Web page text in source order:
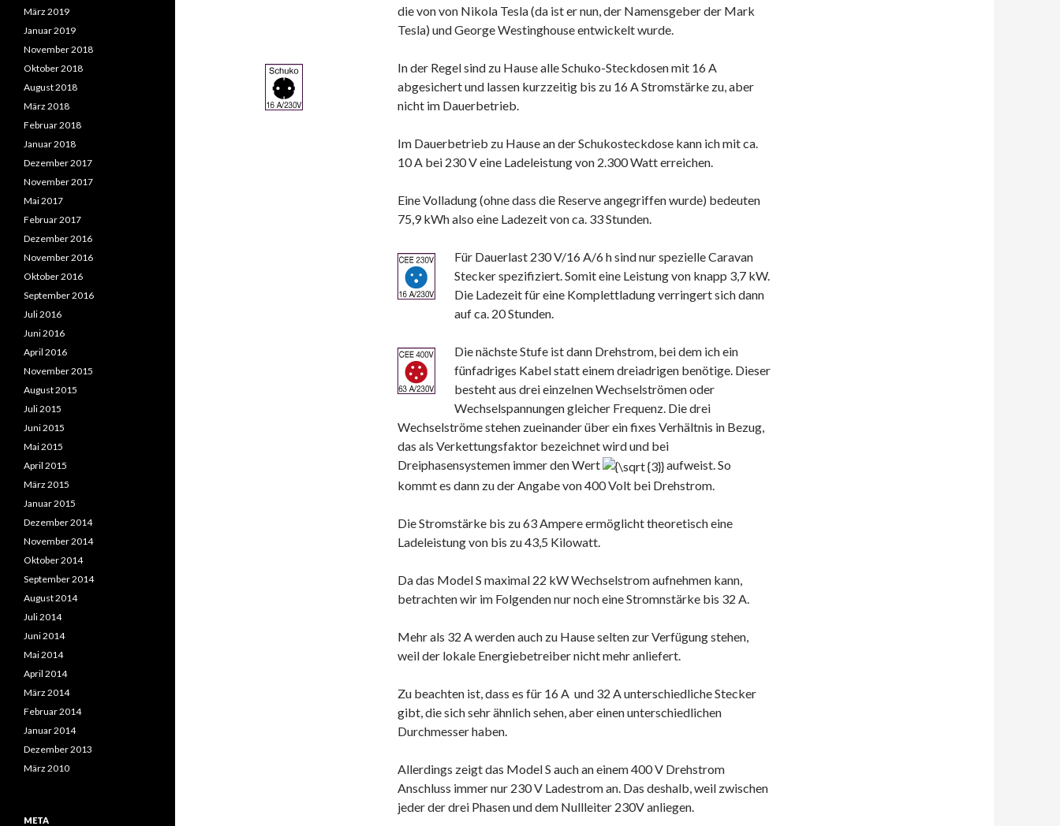
die von von Nikola Tesla (da ist er nun, der Namensgeber der Mark
Tesla) und George Westinghouse entwickelt wurde.
In der Regel sind zu Hause alle Schuko-Steckdosen mit 16 A
abgesichert und lassen kurzzeitig bis zu 16 A Stromstärke zu, aber
nicht im Dauerbetrieb.
Im Dauerbetrieb zu Hause an der Schukosteckdose kann ich mit ca.
10 A bei 230 V eine Ladeleistung von 2.300 Watt erreichen.
Eine Volladung (ohne dass die Reserve angegriffen wurde) bedeuten
75,9 kWh also eine Ladezeit von ca. 33 Stunden.
Für Dauerlast 230 V/16 A/6 h sind nur spezielle Caravan
Stecker spezifiziert. Somit eine Leistung von knapp 3,7 kW.
Die Ladezeit für eine Komplettladung verringert sich dann
auf ca. 20 Stunden.
Die nächste Stufe ist dann Drehstrom, bei dem ich ein
fünfadriges Kabel statt einem dreiadrigen benötige. Dieser
besteht aus drei einzelnen Wechselströmen oder
Wechselspannungen gleicher Frequenz. Die drei
Wechselströme stehen zueinander über ein fixes Verhältnis in Bezug,
das als Verkettungsfaktor bezeichnet wird und bei
Dreiphasensystemen immer den Wert
aufweist. So
kommt es dann zu der Angabe von 400 Volt bei Drehstrom.
Die Stromstärke bis zu 63 Ampere ermöglicht theoretisch eine
Ladeleistung von bis zu 43,5 Kilowatt.
Da das Model S maximal 22 kW Wechselstrom aufnehmen kann,
betrachten wir im Folgenden nur noch eine Stromnstärke bis 32 A.
Mehr als 32 A werden auch zu Hause selten zur Verfügung stehen,
weil der lokale Energiebetreiber nicht mehr anliefert.
Zu beachten ist, dass es für 16 A und 32 A unterschiedliche Stecker
gibt, die sich sehr ähnlich sehen, aber einen unterschiedlichen
Durchmesser haben.
Allerdings zeigt das Model S auch an einem 400 V Drehstrom
Anschluss immer nur 230 V Ladestrom an. Das deshalb, weil zwischen
jeder der drei Phasen und dem Nullleiter 230V anliegen.
März 2019
Januar 2019
November 2018
Oktober 2018
August 2018
März 2018
Februar 2018
Januar 2018
Dezember 2017
November 2017
Mai 2017
Februar 2017
Dezember 2016
November 2016
Oktober 2016
September 2016
Juli 2016
Juni 2016
April 2016
November 2015
August 2015
Juli 2015
Juni 2015
Mai 2015
April 2015
März 2015
Januar 2015
Dezember 2014
November 2014
Oktober 2014
September 2014
August 2014
Juli 2014
Juni 2014
Mai 2014
April 2014
März 2014
Februar 2014
Januar 2014
Dezember 2013
März 2010
META